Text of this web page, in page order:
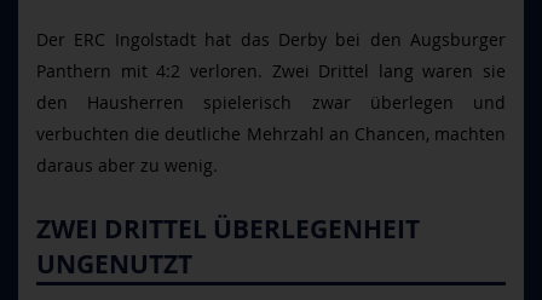
Der ERC Ingolstadt hat das Derby bei den Augsburger
Panthern mit 4:2 verloren. Zwei Drittel lang waren sie
den Hausherren spielerisch zwar überlegen und
verbuchten die deutliche Mehrzahl an Chancen, machten
daraus aber zu wenig.
ZWEI DRITTEL ÜBERLEGENHEIT
UNGENUTZT